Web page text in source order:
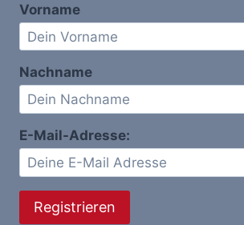
Vorname
Nachname
E-Mail-Adresse: